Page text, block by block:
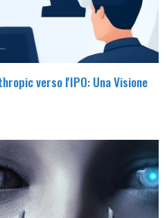
verso l'IPO: Una Visione